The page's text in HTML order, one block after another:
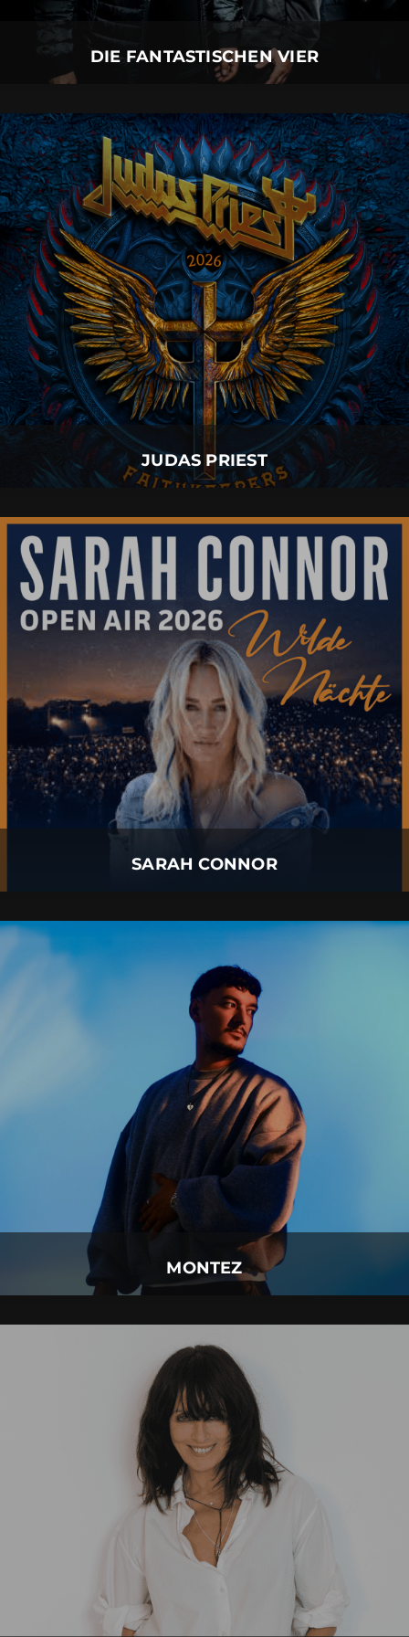
DIE FANTASTISCHEN VIER
Mehr Details
JUDAS PRIEST
JUDAS PRIEST
JUDAS PRIEST
06. August 2026 | Donnerstag | Neu-Ulm
Mehr Details
SARAH CONNOR
SARAH CONNOR
SARAH CONNOR
2026 | Freitag | Füssen
MONTEZ
MONTEZ
MONTEZ
Donnerstag |
Mehr Details
NENA
NENA
Oktober 2027 | Mittwoch |